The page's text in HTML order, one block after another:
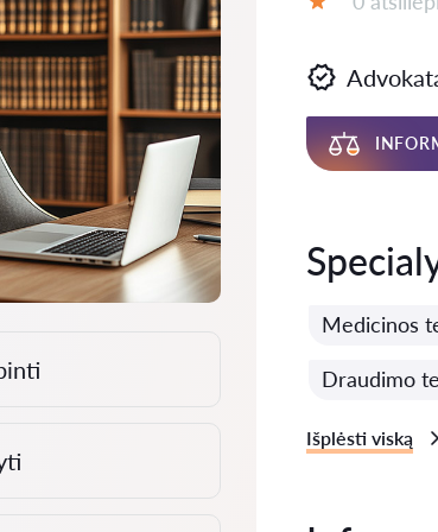
Medicinos
Draudimo
Išplėsti viską